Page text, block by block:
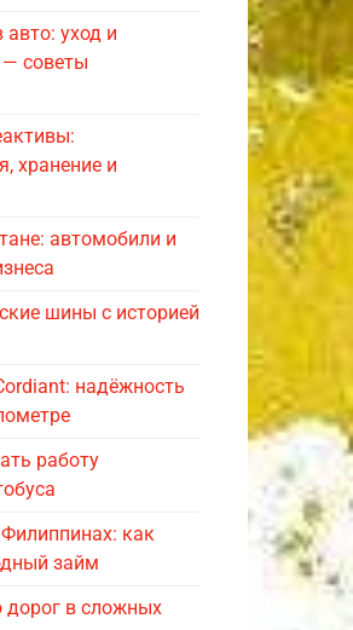
уход и
советы
хранение и
автомобили и
шины с историей
надёжность
работу
как
займ
дорог в сложных